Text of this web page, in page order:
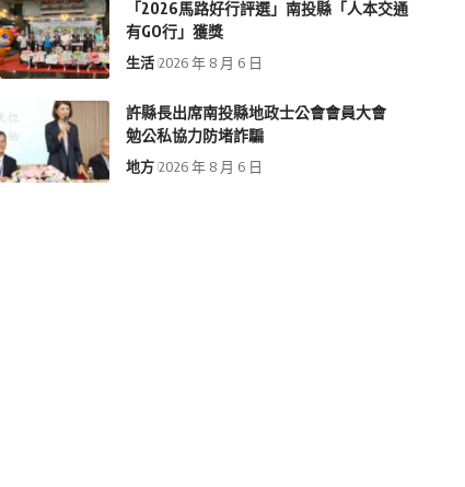
「2026馬路好行評選」南投縣「人本交通
有GO行」獲獎
生活 2026 年 8 月 6 日
許縣長出席南投縣地政士公會會員大會
勉公私協力防堵詐騙
地方 2026 年 8 月 6 日